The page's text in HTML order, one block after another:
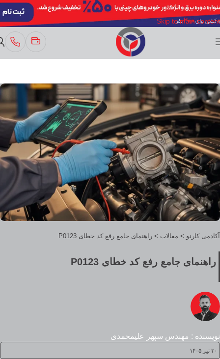
Skip to navigation
Skip to main content
آکادمی کارنو > مقالات > راهنمای جامع رفع کد خطای P0123
راهنمای جامع رفع کد خطای P0123
نویسنده : مهندس سپهر علیمحمدی
۳۰ تیر ۱۴۰۵